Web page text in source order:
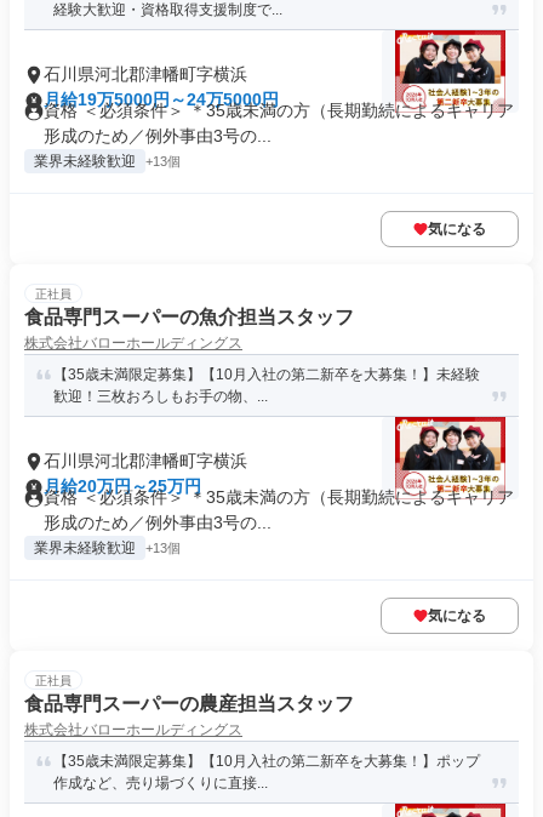
経験大歓迎・資格取得支援制度で...
石川県河北郡津幡町字横浜
月給19万5000円～24万5000円
資格 ＜必須条件＞ ＊35歳未満の方（長期勤続によるキャリア
形成のため／例外事由3号の...
業界未経験歓迎 +13個
気になる
正社員
食品専門スーパーの魚介担当スタッフ
株式会社バローホールディングス
【35歳未満限定募集】【10月入社の第二新卒を大募集！】未経験
歓迎！三枚おろしもお手の物、...
石川県河北郡津幡町字横浜
月給20万円～25万円
資格 ＜必須条件＞ ＊35歳未満の方（長期勤続によるキャリア
形成のため／例外事由3号の...
業界未経験歓迎 +13個
気になる
正社員
食品専門スーパーの農産担当スタッフ
株式会社バローホールディングス
【35歳未満限定募集】【10月入社の第二新卒を大募集！】ポップ
作成など、売り場づくりに直接...